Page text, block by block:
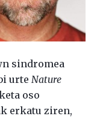
sindromea
urte Nature
oso
erkatu ziren,